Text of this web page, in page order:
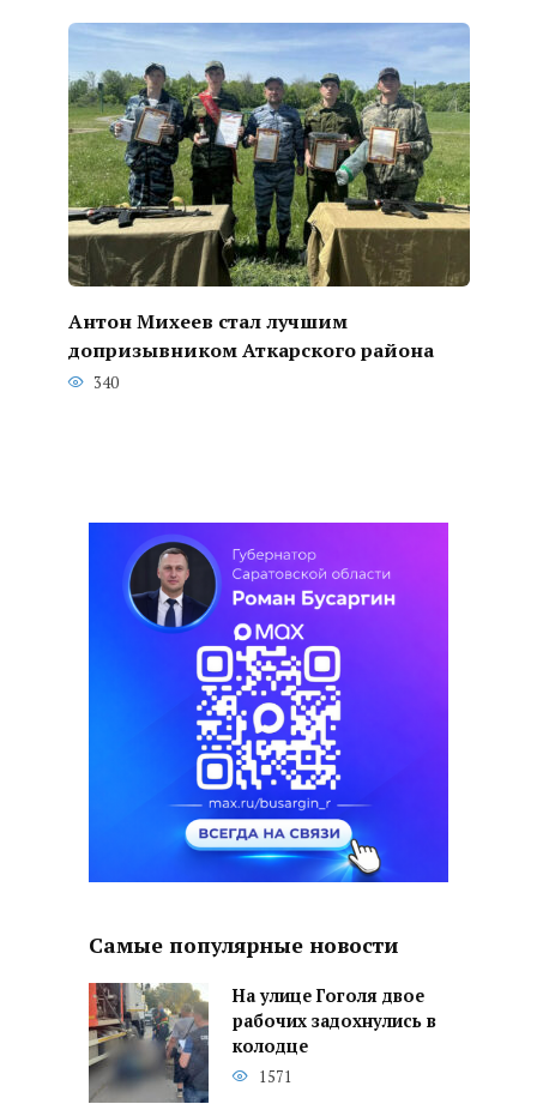
Антон Михеев стал лучшим
допризывником Аткарского района
340
Самые популярные новости
На улице Гоголя двое
рабочих задохнулись в
колодце
1571